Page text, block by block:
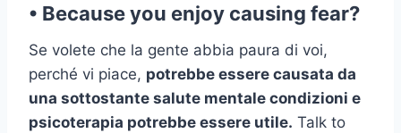
• Because you enjoy causing fear?
Se volete che la gente abbia paura di voi,
perché vi piace, potrebbe essere causata da
una sottostante salute mentale condizioni e
psicoterapia potrebbe essere utile. Talk to